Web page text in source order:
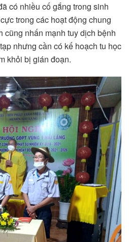
có nhiều cố gắng trong sinh
trong các hoạt động chung
nhấn mạnh tuy dịch bệnh
nhưng cần có kế hoạch tu học
khỏi bị gián đoạn.